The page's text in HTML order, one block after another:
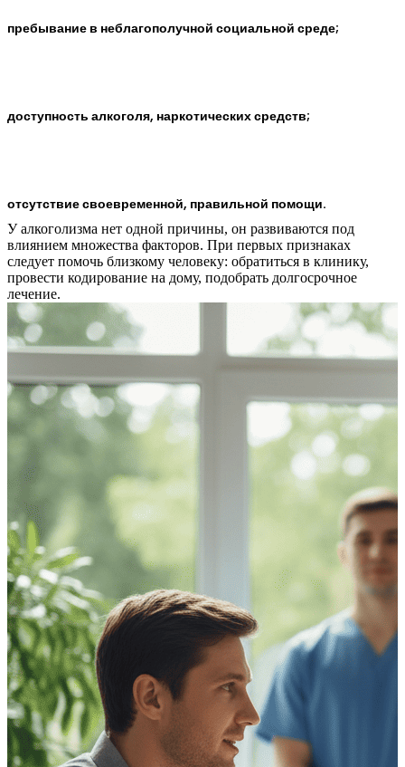
пребывание в неблагополучной социальной среде;
доступность алкоголя, наркотических средств;
отсутствие своевременной, правильной помощи.
У алкоголизма нет одной причины, он развиваются под
влиянием множества факторов. При первых признаках
следует помочь близкому человеку: обратиться в клинику,
провести кодирование на дому, подобрать долгосрочное
лечение.